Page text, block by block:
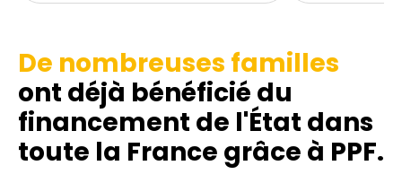
De nombreuses familles
ont déjà bénéficié du
financement de l'État dans
toute la France grâce à PPF.